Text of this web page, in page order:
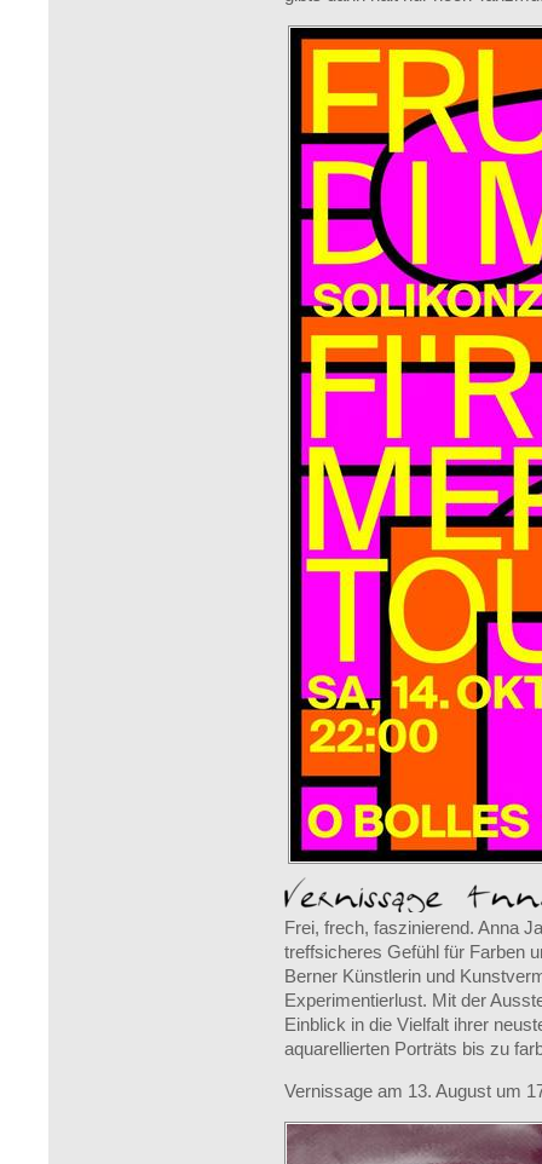
Frei, frech, faszinierend. Anna
treffsicheres Gefühl für Farben
Berner Künstlerin und
Experimentierlust. Mit der
Einblick in die Vielfalt ihrer
aquarellierten Porträts bis zu
Vernissage am 13. August um